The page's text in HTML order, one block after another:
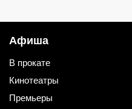
Афиша
В прокате
Кинотеатры
Премьеры